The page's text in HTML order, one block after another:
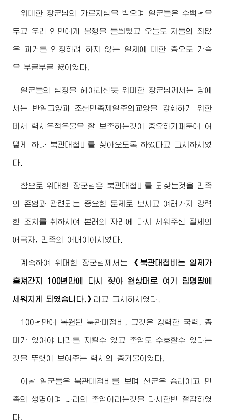
위대한장군님의 가르치심을 받으며 일군들은 수백년을
두고 우리 인민에게 불행을 들씌웠고 오늘도 저들의 죄많
은 과거를 인정하려 하지 않는 일제에 대한 증오로 가슴
을 부글부글 끓이였다.
일군들의 심정을 헤아리신듯 위대한 장군님 께서는 당에
서는 반일교양과 조선민족제일주의교양을 강화하기 위한
데서 력사유적유물을 잘 보존하는것이 중요하기때문에 어
떻게 하나 북관대첩비를 찾아오도록 하였다고 교시하시였
다.
참으로 위대한 장군님 은 북관대첩비를 되찾는것을 민족
의 존엄과 관련되는 중요한 문제로 보시고 여러가지 강력
한 조치를 취하시여 본래의 자리에 다시 세워주신 절세의
애국자, 민족의 어버이 이시였다.
계속하여 위대한 장군님 께서는 《북관대첩비는 일제가
훔쳐간지 100년만에 다시 찾아 원상대로 여기 림명땅에
세워지게 되였습니다.》 라고 교시하시였다.
100년만에 복원된 북관대첩비, 그것은 강력한 국력, 총
대가 있어야 나라를 지킬수 있고 존엄도 수호할수 있다는
것을 뚜렷이 보여주는 력사의 증거물이였다.
이날 일군들은 북관대첩비를 보며 선군은 승리이고 민
족의 생명이며 나라의 존엄이라는것을 다시한번 절감하였
다.